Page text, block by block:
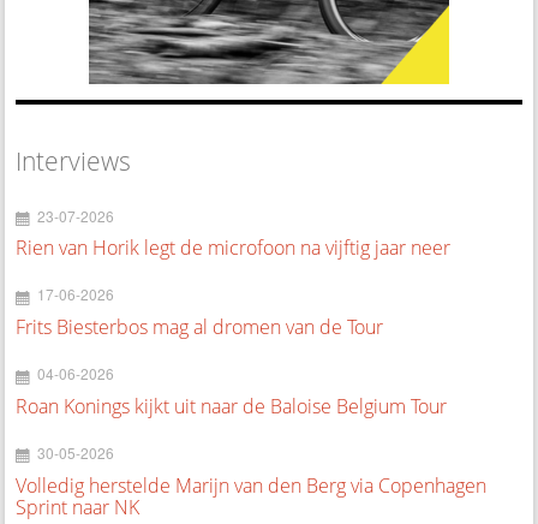
Interviews
23-07-2026
Rien van Horik legt de microfoon na vijftig jaar neer
17-06-2026
Frits Biesterbos mag al dromen van de Tour
04-06-2026
Roan Konings kijkt uit naar de Baloise Belgium Tour
30-05-2026
Volledig herstelde Marijn van den Berg via Copenhagen
Sprint naar NK